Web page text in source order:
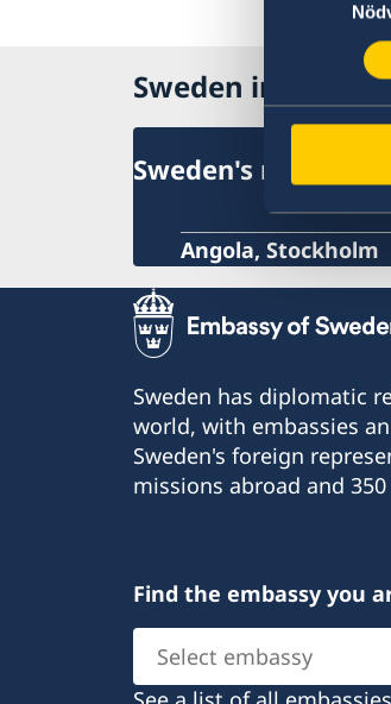
Sweden in Angola
Sweden's mission
Angola, Stockholm
Sweden has diplomatic
world, with embassies
Sweden's foreign
missions abroad and
Find the embassy you
Select
embassy